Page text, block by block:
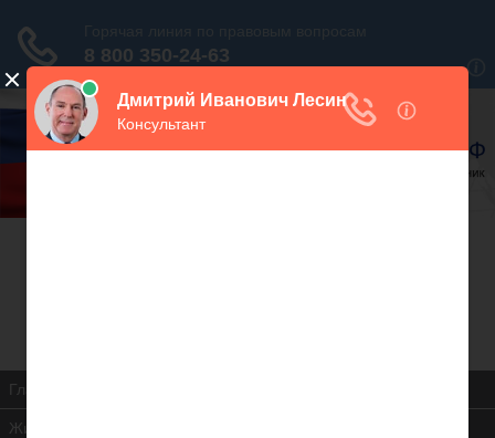
В закладки
Главная
Жилищная инспекция